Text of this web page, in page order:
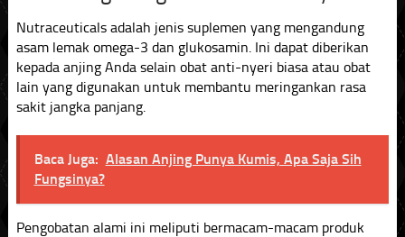
Nutraceuticals adalah jenis suplemen yang mengandung
asam lemak omega-3 dan glukosamin. Ini dapat diberikan
kepada anjing Anda selain obat anti-nyeri biasa atau obat
lain yang digunakan untuk membantu meringankan rasa
sakit jangka panjang.
Baca Juga: Alasan Anjing Punya Kumis, Apa Saja Sih
Fungsinya?
Pengobatan alami ini meliputi bermacam-macam produk